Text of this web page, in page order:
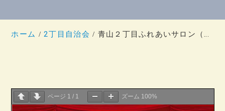
ホーム 2丁目自治会 青山２丁目ふれあいサロン（３月）
ページ 1 / 1 ズーム 100%